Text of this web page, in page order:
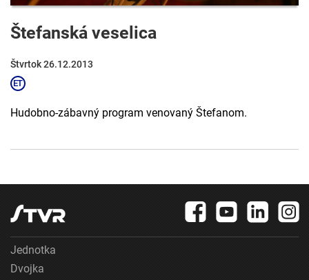
Štefanská veselica
Štvrtok 26.12.2013
Hudobno-zábavný program venovaný Štefanom.
Jednotka
Dvojka